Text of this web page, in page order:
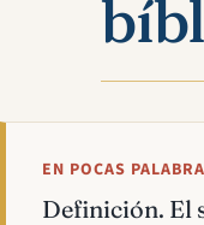
EN POCAS
Definición. El